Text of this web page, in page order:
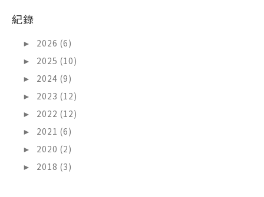
紀錄
►
2026 (6)
►
2025 (10)
►
2024 (9)
►
2023 (12)
►
2022 (12)
►
2021 (6)
►
2020 (2)
►
2018 (3)